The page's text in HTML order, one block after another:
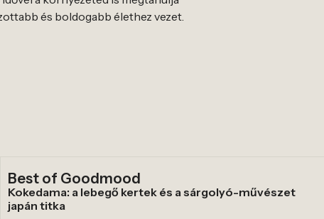
és boldogabb élethez vezet.
Best of Goodmood
Kokedama: a lebegő kertek és a sárgolyó-művészet
japán titka